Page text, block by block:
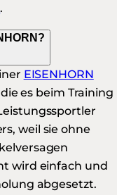
.
EISENHORN
es beim Training
weil sie ohne
wird einfach und
abgesetzt.